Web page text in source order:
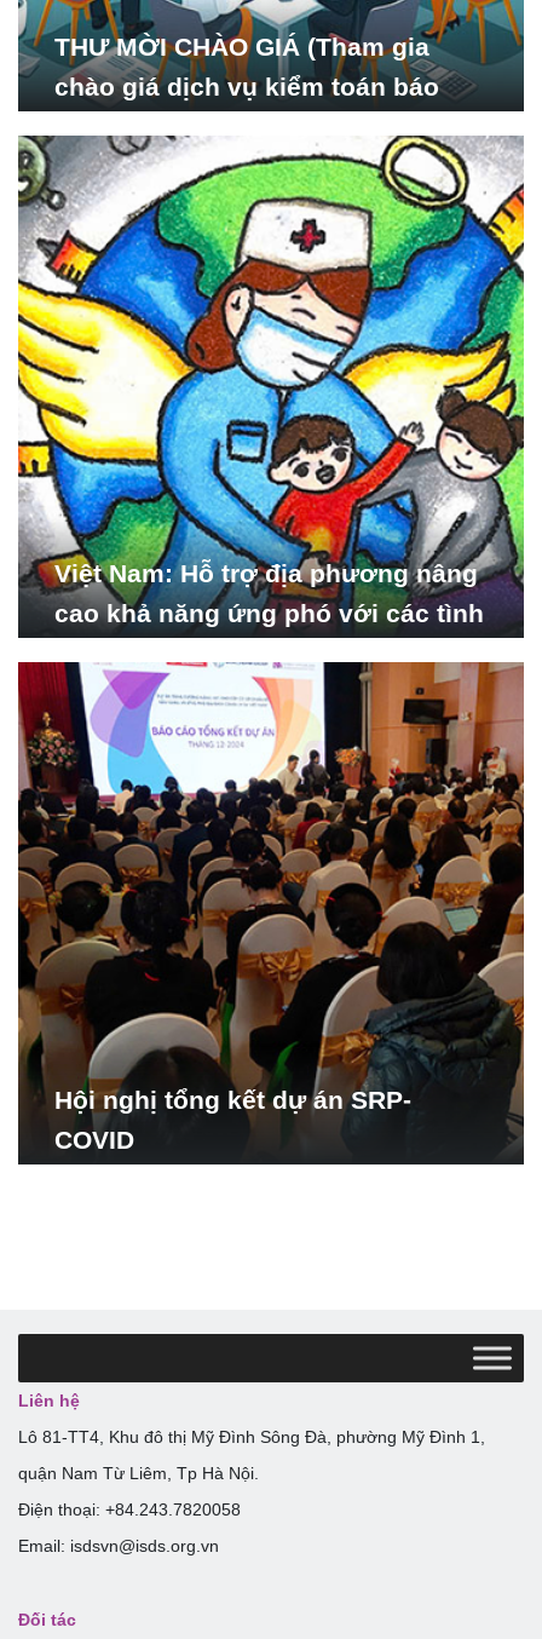
THƯ MỜI CHÀO GIÁ (Tham gia
chào giá dịch vụ kiểm toán báo
Nghiên cứu Phát triển Xã
hội_ISDS)
Việt Nam: Hỗ trợ địa phương nâng
cao khả năng ứng phó với các tình
Hội nghị tổng kết dự án SRP-
COVID
Liên hệ
Lô 81-TT4, Khu đô thị Mỹ Đình Sông Đà, phường Mỹ Đình 1,
quận Nam Từ Liêm, Tp Hà Nội.
Điện thoại: +84.243.7820058
Email: isdsvn@isds.org.vn
Đối tác